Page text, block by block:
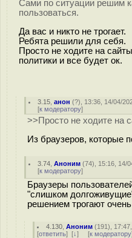
Сами по ситуации решим
пользоваться.
Да вас и никто не трогает.
Ребята решили для себя.
Просто не ходите на
политики и все будет ок.
3.15 ,анон (?), 13:36, 14/04/
[к модератору]
>>Просто не ходите на
Из браузеров, которые
3.74 ,Аноним (74), 15:16, 14/
[к модератору]
Браузеры
"слишком
решением трогают
4.130 ,Аноним (191),
[ответить] [↓] [к модератору